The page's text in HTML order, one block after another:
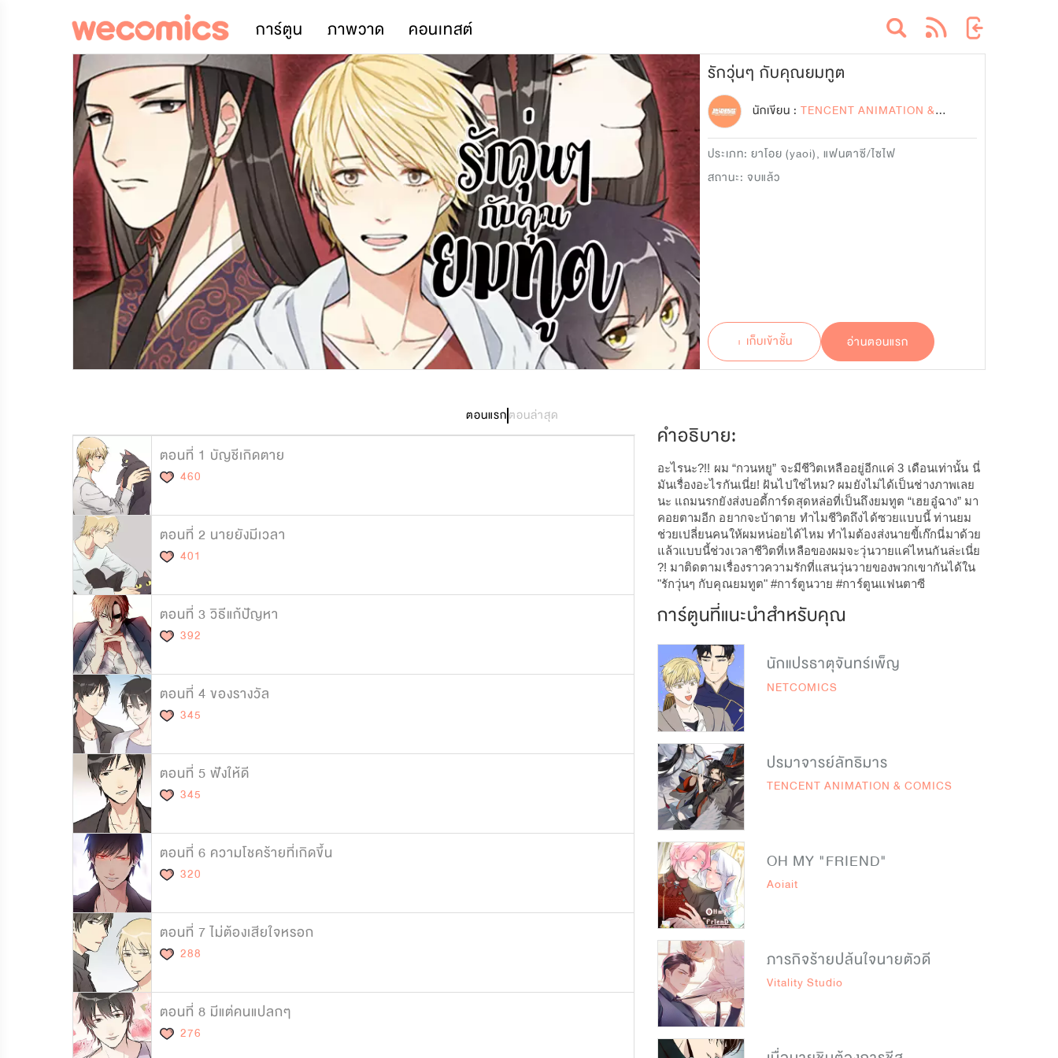
การ์ตูน ภาพวาด คอนเทสต์
รักวุ่นๆ กับคุณยมทูต
นักเขียน : TENCENT ANIMATION & COMICS
ประเภท:ยาโอย (yaoi),แฟนตาซี/ไซไฟ
สถานะ: จบแล้ว
+ เก็บเข้าชั้น อ่านตอนแรก
ตอนแรกตอนล่าสุด
ตอนที่ 1 บัญชีเกิดตาย
460
ตอนที่ 2 นายยังมีเวลา
401
ตอนที่ 3 วิธีแก้ปัญหา
392
ตอนที่ 4 ของรางวัล
345
ตอนที่ 5 ฟังให้ดี
345
ตอนที่ 6 ความโชคร้ายที่เกิดขึ้น
320
ตอนที่ 7 ไม่ต้องเสียใจหรอก
288
ตอนที่ 8 มีแต่คนแปลกๆ
276
คำอธิบาย:
อะไรนะ?!! ผม “กวนหยู” จะมีชีวิตเหลืออยู่อีกแค่ 3 เดือนเท่านั้น นี่
มันเรื่องอะไรกันเนี่ย! ฝันไปใช่ไหม? ผมยังไม่ได้เป็นช่างภาพเลย
นะ แถมนรกยังส่งบอดี้การ์ดสุดหล่อที่เป็นถึงยมทูต “เฮยอู๋ฉาง” มา
คอยตามอีก อยากจะบ้าตาย ทำไมชีวิตถึงได้ซวยแบบนี้ ท่านยม
ช่วยเปลี่ยนคนให้ผมหน่อยได้ไหม ทำไมต้องส่งนายขี้เก๊กนี่มาด้วย
แล้วแบบนี้ช่วงเวลาชีวิตที่เหลือของผมจะวุ่นวายแค่ไหนกันล่ะเนี่ย
?! มาติดตามเรื่องราวความรักที่แสนวุ่นวายของพวกเขากันได้ใน
"รักวุ่นๆ กับคุณยมทูต" #การ์ตูนวาย #การ์ตูนแฟนตาซี
การ์ตูนที่แนะนำสำหรับคุณ
นักแปรธาตุจันทร์เพ็ญ
NETCOMICS
ปรมาจารย์ลัทธิมาร
TENCENT ANIMATION & COMICS
OH MY "FRIEND"
Aoiait
ภารกิจร้ายปล้นใจนายตัวดี
Vitality Studio